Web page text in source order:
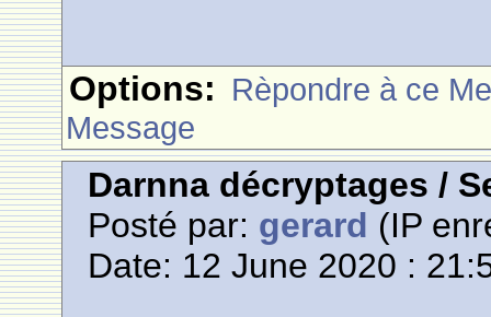
Options: Rèpondre à ce
Message
Darnna décryptages /
Posté par: gerard (IP
Date: 12 June 2020 :